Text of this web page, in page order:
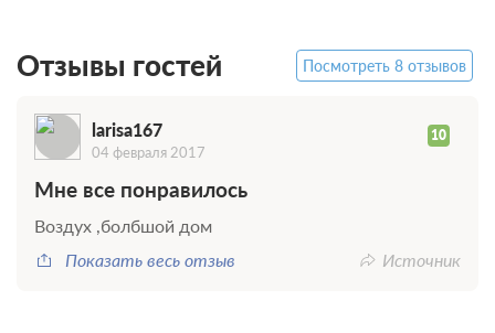
Отзывы гостей Посмотреть 8 отзывов
larisa167 10
04 февраля 2017
Мне все понравилось
Воздух ,болбшой дом
Показать весь отзыв
Источник